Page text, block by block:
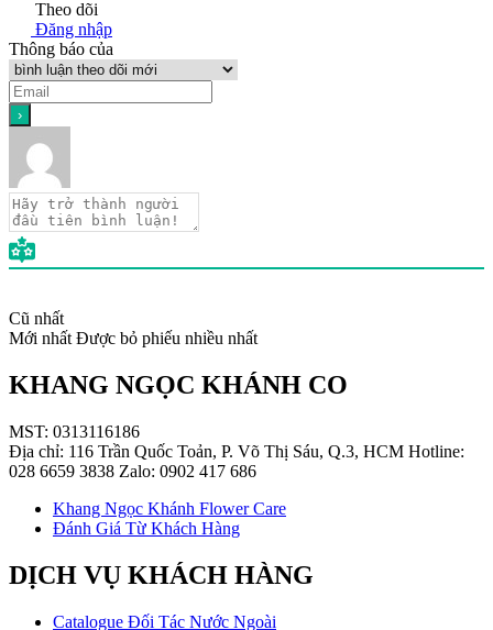
Theo dõi
Đăng nhập
Thông báo của
Cũ nhất
Mới nhất Được bỏ phiếu nhiều nhất
KHANG NGỌC KHÁNH CO
MST: 0313116186
Địa chỉ: 116 Trần Quốc Toản, P. Võ Thị Sáu, Q.3, HCM Hotline:
028 6659 3838 Zalo: 0902 417 686
Khang Ngọc Khánh Flower Care
Đánh Giá Từ Khách Hàng
DỊCH VỤ KHÁCH HÀNG
Catalogue Đối Tác Nước Ngoài